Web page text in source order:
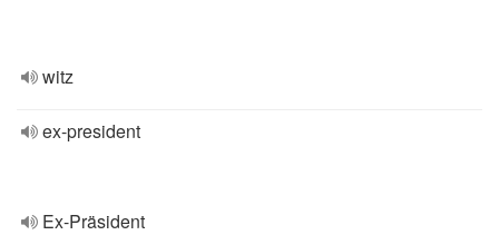
witz
ex-president
Ex-Präsident